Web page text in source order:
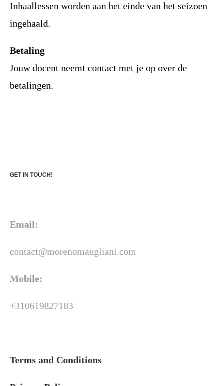
Inhaallessen worden aan het einde van het seizoen
ingehaald.
Betaling
Jouw docent neemt contact met je op over de
betalingen.
GET IN TOUCH!
Email:
contact@morenomaugliani.com
Mobile:
+310619827183
Terms and Conditions